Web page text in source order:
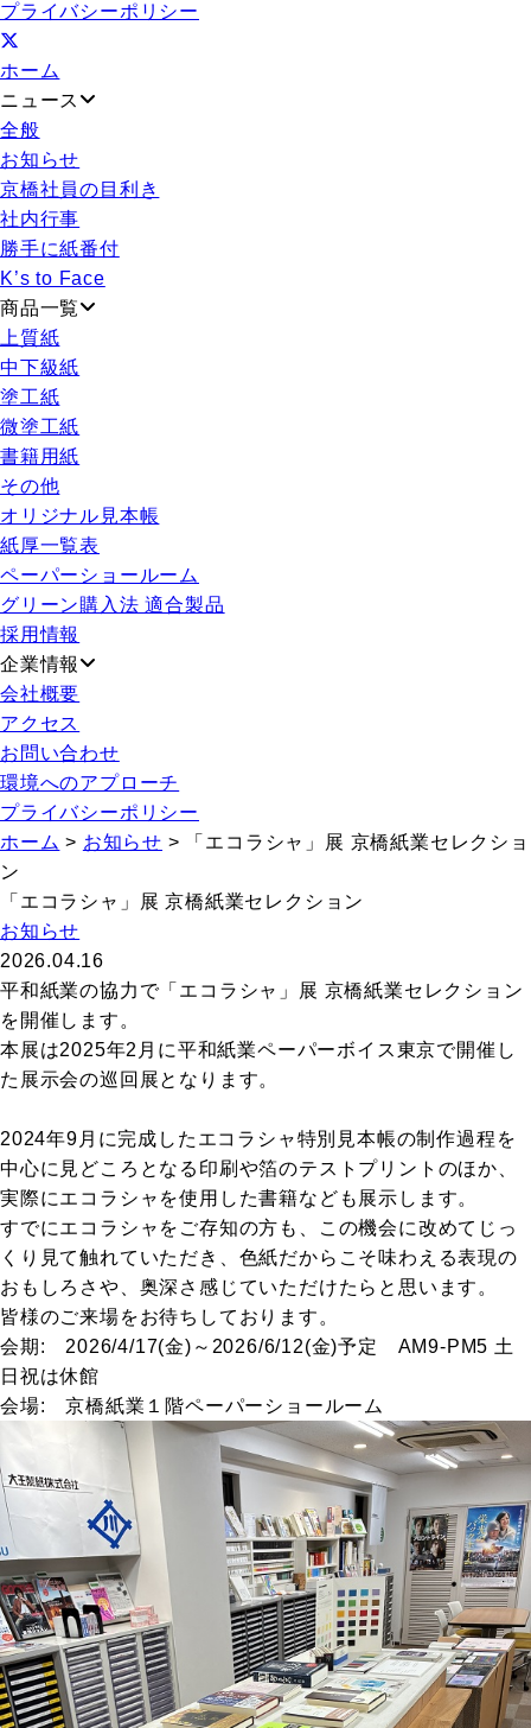
プライバシーポリシー
ホーム
ニュース
全般
お知らせ
京橋社員の目利き
社内行事
勝手に紙番付
K’s to Face
商品一覧
上質紙
中下級紙
塗工紙
微塗工紙
書籍用紙
その他
オリジナル見本帳
紙厚一覧表
ペーパーショールーム
グリーン購入法 適合製品
採用情報
企業情報
会社概要
アクセス
お問い合わせ
環境へのアプローチ
プライバシーポリシー
ホーム > お知らせ >
「エコラシャ」展 京橋紙業セレクショ
ン
「エコラシャ」展 京橋紙業セレクション
お知らせ
2026.04.16
平和紙業の協力で「エコラシャ」展 京橋紙業セレクション
を開催します。
本展は2025年2月に平和紙業ペーパーボイス東京で開催し
た展示会の巡回展となります。
2024年9月に完成したエコラシャ特別見本帳の制作過程を
中心に見どころとなる印刷や箔のテストプリントのほか、
実際にエコラシャを使用した書籍なども展示します。
すでにエコラシャをご存知の方も、この機会に改めてじっ
くり見て触れていただき、色紙だからこそ味わえる表現の
おもしろさや、奥深さ感じていただけたらと思います。
皆様のご来場をお待ちしております。
会期: 2026/4/17(金)～2026/6/12(金)予定 AM9-PM5 土
日祝は休館
会場: 京橋紙業１階ペーパーショールーム